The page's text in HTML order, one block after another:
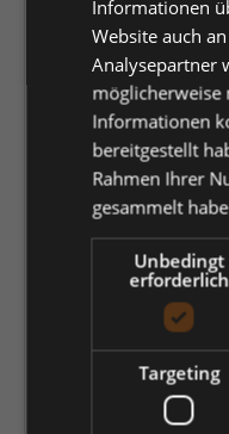
dunkelgrau/schwarz
mittelgrün/schwarz
weiß/dunkelgrau
Größeauswählen
50n 50s
Informationen
Website auch
Analysepartner
möglicherweise
Informationen
bereitgestellt
Rahmen Ihrer
gesammelt
Unbedingt
erforderlich
Targeting